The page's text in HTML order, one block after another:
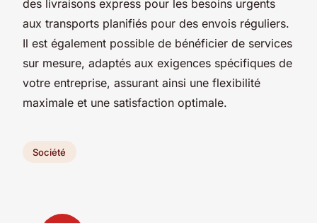
des livraisons express pour les besoins urgents
aux transports planifiés pour des envois réguliers.
Il est également possible de bénéficier de services
sur mesure, adaptés aux exigences spécifiques de
votre entreprise, assurant ainsi une flexibilité
maximale et une satisfaction optimale.
Société